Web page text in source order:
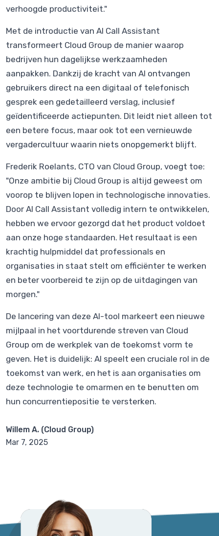
verhoogde productiviteit."
Met de introductie van AI Call Assistant
transformeert Cloud Group de manier waarop
bedrijven hun dagelijkse werkzaamheden
aanpakken. Dankzij de kracht van AI ontvangen
gebruikers direct na een digitaal of telefonisch
gesprek een gedetailleerd verslag, inclusief
geïdentificeerde actiepunten. Dit leidt niet alleen tot
een betere focus, maar ook tot een vernieuwde
vergadercultuur waarin niets onopgemerkt blijft.
Frederik Roelants, CTO van Cloud Group, voegt toe:
"Onze ambitie bij Cloud Group is altijd geweest om
voorop te blijven lopen in technologische innovaties.
Door AI Call Assistant volledig intern te ontwikkelen,
hebben we ervoor gezorgd dat het product voldoet
aan onze hoge standaarden. Het resultaat is een
krachtig hulpmiddel dat professionals en
organisaties in staat stelt om efficiënter te werken
en beter voorbereid te zijn op de uitdagingen van
morgen."
De lancering van deze AI-tool markeert een nieuwe
mijlpaal in het voortdurende streven van Cloud
Group om de werkplek van de toekomst vorm te
geven. Het is duidelijk: AI speelt een cruciale rol in de
toekomst van werk, en het is aan organisaties om
deze technologie te omarmen en te benutten om
hun concurrentiepositie te versterken.
Willem A. (Cloud Group)
Mar 7, 2025